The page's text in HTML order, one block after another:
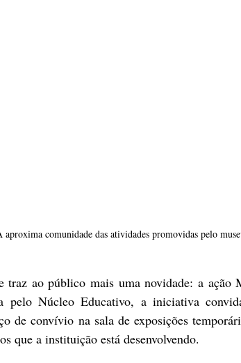
aproxima comunidade das atividades promovidas pelo
traz ao público mais uma novidade: a ação
pelo Núcleo Educativo, a iniciativa
de convívio na sala de exposições
que a instituição está desenvolvendo.